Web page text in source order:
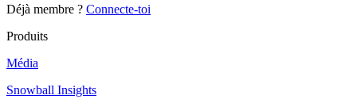
Déjà membre ? Connecte-toi
Produits
Média
Snowball Insights